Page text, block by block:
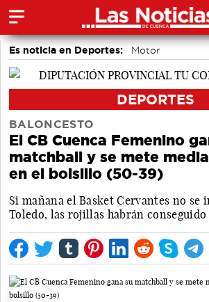
Es noticia en Deportes: Motor
DEPORTES
BALONCESTO
El CB Cuenca Femenino
matchball y se mete
en el bolsillo (50-39)
Si mañana el Basket Cervantes no se
Toledo, las rojillas habrán